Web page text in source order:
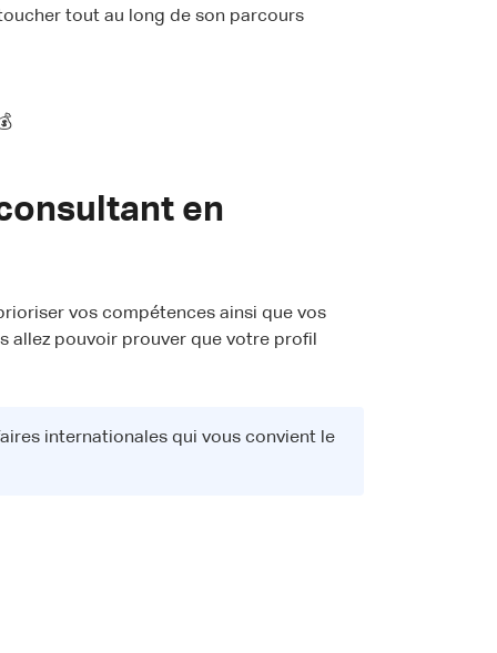
tout au long de son parcours
en
vos compétences ainsi que vos
allez pouvoir prouver que votre profil
internationales qui vous convient le